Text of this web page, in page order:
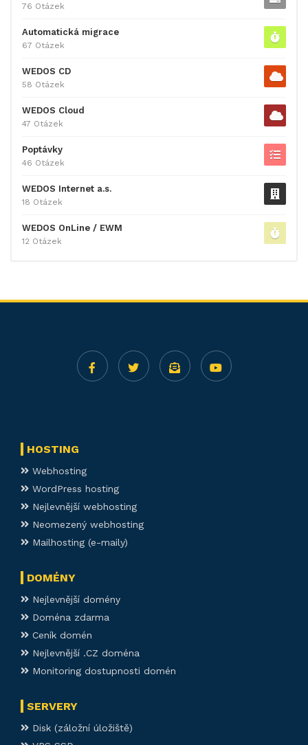
76 Otázek
Automatická migrace
67 Otázek
WEDOS CD
58 Otázek
WEDOS Cloud
47 Otázek
Poptávky
46 Otázek
WEDOS Internet a.s.
18 Otázek
WEDOS OnLine / EWM
12 Otázek
HOSTING
Webhosting
WordPress hosting
Nejlevnější webhosting
Neomezený webhosting
Mailhosting (e-maily)
DOMÉNY
Nejlevnější domény
Doména zdarma
Ceník domén
Nejlevnější .CZ doména
Monitoring dostupnosti domén
SERVERY
Disk (záložní úložiště)